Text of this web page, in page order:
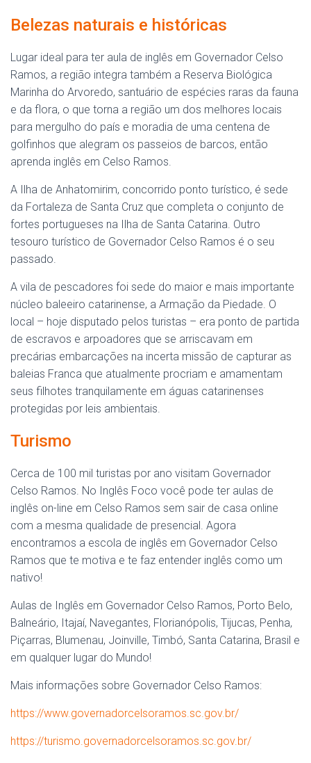
Belezas naturais e históricas
Lugar ideal para ter aula de inglês em Governador Celso
Ramos, a região integra também a Reserva Biológica
Marinha do Arvoredo, santuário de espécies raras da fauna
e da flora, o que torna a região um dos melhores locais
para mergulho do país e moradia de uma centena de
golfinhos que alegram os passeios de barcos, então
aprenda inglês em Celso Ramos.
A Ilha de Anhatomirim, concorrido ponto turístico, é sede
da Fortaleza de Santa Cruz que completa o conjunto de
fortes portugueses na Ilha de Santa Catarina. Outro
tesouro turístico de Governador Celso Ramos é o seu
passado.
A vila de pescadores foi sede do maior e mais importante
núcleo baleeiro catarinense, a Armação da Piedade. O
local – hoje disputado pelos turistas – era ponto de partida
de escravos e arpoadores que se arriscavam em
precárias embarcações na incerta missão de capturar as
baleias Franca que atualmente procriam e amamentam
seus filhotes tranquilamente em águas catarinenses
protegidas por leis ambientais.
Turismo
Cerca de 100 mil turistas por ano visitam Governador
Celso Ramos. No Inglês Foco você pode ter aulas de
inglês on-line em Celso Ramos sem sair de casa online
com a mesma qualidade de presencial. Agora
encontramos a escola de inglês em Governador Celso
Ramos que te motiva e te faz entender inglês como um
nativo!
Aulas de Inglês em Governador Celso Ramos, Porto Belo,
Balneário, Itajaí, Navegantes, Florianópolis, Tijucas, Penha,
Piçarras, Blumenau, Joinville, Timbó, Santa Catarina, Brasil e
em qualquer lugar do Mundo!
Mais informações sobre Governador Celso Ramos:
https://www.governadorcelsoramos.sc.gov.br/
https://turismo.governadorcelsoramos.sc.gov.br/